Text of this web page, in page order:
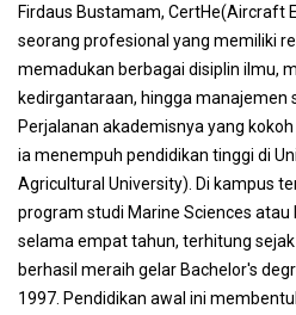
Firdaus Bustamam, CertHe(Aircraft
seorang profesional yang memiliki
memadukan berbagai disiplin ilmu,
kedirgantaraan, hingga manajemen
Perjalanan akademisnya yang
ia menempuh pendidikan tinggi di
Agricultural University). Di kampus
program studi Marine Sciences atau
selama empat tahun, terhitung
berhasil meraih gelar Bachelor's
1997. Pendidikan awal ini